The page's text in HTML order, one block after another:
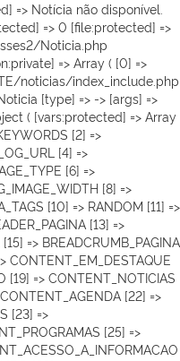
=> Notícia não disponível.
=> 0 [file:protected] =>
Noticia.php
=> Array ( [0] =>
noticias/index_include.php
[type] => -> [args] =>
( [vars:protected] => Array
[2] =>
[4] =>
[6] =>
[8] =>
[10] => RANDOM [11] =>
[13] =>
=> BREADCRUMB_PAGINA
CONTENT_EM_DESTAQUE
[19] => CONTENT_NOTICIAS
[22] =>
[23] =>
[25] =>